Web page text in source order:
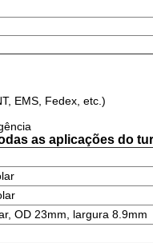
EMS, Fedex, etc.)
as aplicações do
OD 23mm, largura 8.9mm